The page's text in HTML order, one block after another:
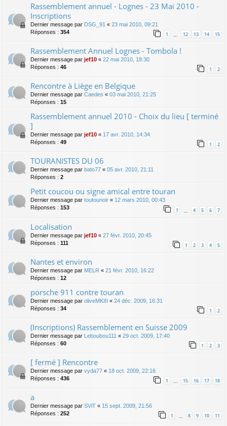
Rassemblement annuel - Lognes - 23 Mai 2010 -
Inscriptions
Dernier message par DSG_91 « 23 mai 2010, 09:21
Réponses : 354 1 … 12 13 14 15
Rassemblement Annuel Lognes - Tombola !
Dernier message par jef10 « 22 mai 2010, 18:30
Réponses : 46 1 2
Rencontre à Liège en Belgique
Dernier message par Caedes « 03 mai 2010, 21:25
Réponses : 15
Rassemblement annuel 2010 - Choix du lieu [ terminé
]
Dernier message par jef10 « 17 avr. 2010, 14:34
Réponses : 49 1 2
TOURANISTES DU 06
Dernier message par bato77 « 05 avr. 2010, 21:11
Réponses : 2
Petit coucou ou signe amical entre touran
Dernier message par toutounoir « 12 mars 2010, 00:43
Réponses : 153 1 4 5 6 7
Localisation
Dernier message par jef10 « 27 févr. 2010, 20:45
Réponses : 111 1 2 3 4 5
Nantes et environ
Dernier message par MELR « 21 févr. 2010, 16:22
Réponses : 12
porsche 911 contre touran
Dernier message par oliveMKIII « 24 déc. 2009, 16:31
Réponses : 34 1 2
(Inscriptions) Rassemblement en Suisse 2009
Dernier message par Leboubou111 « 29 oct. 2009, 17:40
Réponses : 60 1 2 3
[ fermé ] Rencontre
Dernier message par vyda77 « 18 oct. 2009, 22:16
Réponses : 436 1 15 16 17 18
a
Dernier message par SViT « 15 sept. 2009, 21:56
Réponses : 252 1 … 8 9 10 11